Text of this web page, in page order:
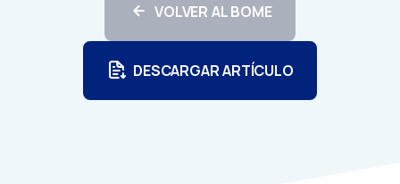
VOLVER AL BOME
DESCARGAR ARTÍCULO